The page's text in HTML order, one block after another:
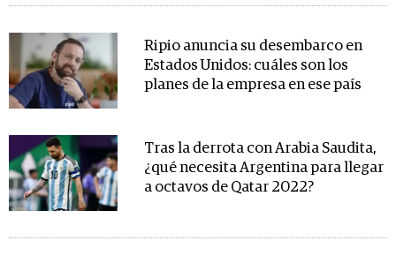
Ripio anuncia su desembarco en
Estados Unidos: cuáles son los
planes de la empresa en ese país
Tras la derrota con Arabia Saudita,
¿qué necesita Argentina para llegar
a octavos de Qatar 2022?